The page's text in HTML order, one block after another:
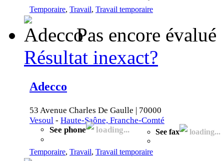
Temporaire, Travail, Travail temporaire
Pas encore évalué
Résultat inexact?
Adecco
53 Avenue Charles De Gaulle | 70000
Vesoul - Haute-Saône, Franche-Comté
See phone
loading... See fax loading...
Temporaire, Travail, Travail temporaire